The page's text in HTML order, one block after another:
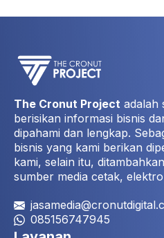
The Cronut Project adalah
berisikan informasi bisnis
dipahami dan lengkap.
bisnis yang kami berikan
kami, selain itu,
sumber media cetak,
085156747945